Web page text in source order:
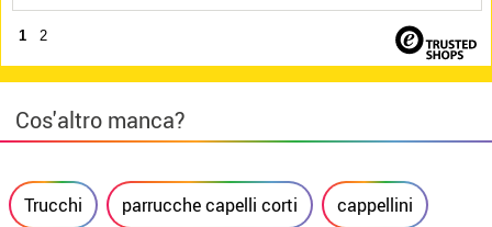
1 2
Cos'altro manca?
Trucchi parrucche capelli corti cappellini